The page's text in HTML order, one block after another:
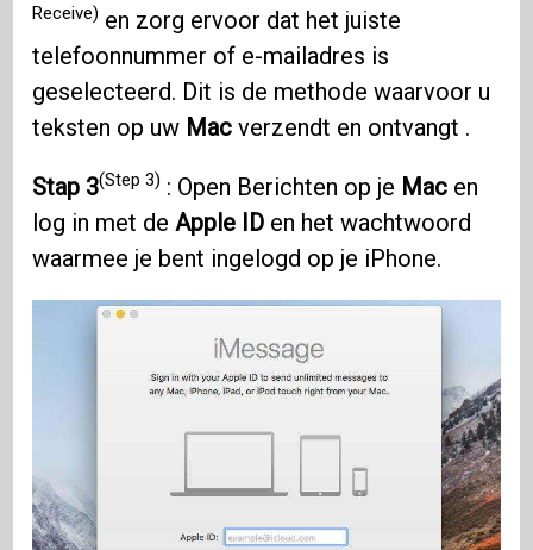
Receive) en zorg ervoor dat het juiste
telefoonnummer of e-mailadres is
geselecteerd. Dit is de methode waarvoor u
teksten op uw Mac verzendt en ontvangt .
Stap 3(Step 3) : Open Berichten op je Mac en
log in met de Apple ID en het wachtwoord
waarmee je bent ingelogd op je iPhone.